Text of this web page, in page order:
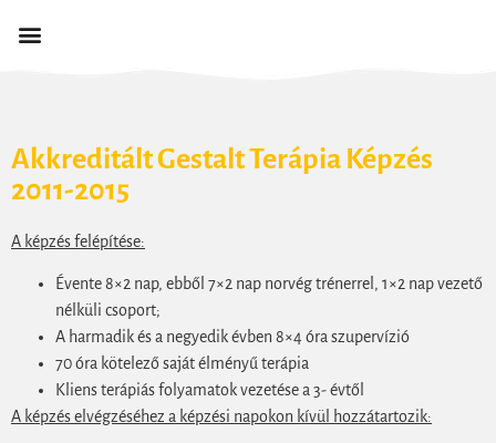
Akkreditált Gestalt Terápia Képzés
2011-2015
A képzés felépítése:
Évente 8×2 nap, ebből 7×2 nap norvég trénerrel, 1×2 nap vezető
nélküli csoport;
A harmadik és a negyedik évben 8×4 óra szupervízió
70 óra kötelező saját élményű terápia
Kliens terápiás folyamatok vezetése a 3- évtől
A képzés elvégzéséhez a képzési napokon kívül hozzátartozik: